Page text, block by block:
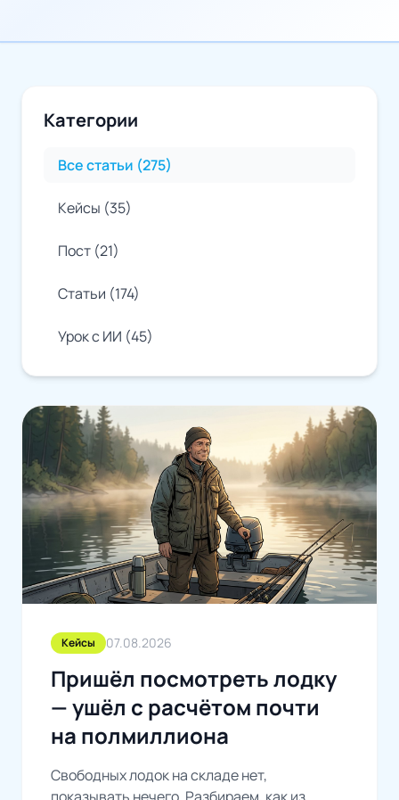
Категории
Все статьи (275)
Кейсы (35)
Пост (21)
Статьи (174)
Урок с ИИ (45)
Кейсы 07.08.2026
Пришёл посмотреть лодку
— ушёл с расчётом почти
на полмиллиона
Свободных лодок на складе нет,